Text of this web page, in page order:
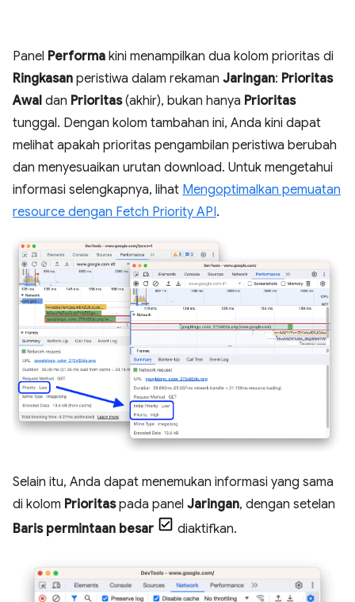
Panel Performa kini menampilkan dua kolom prioritas di
Ringkasan peristiwa dalam rekaman Jaringan: Prioritas
Awal dan Prioritas(akhir), bukan hanya Prioritas
tunggal. Dengan kolom tambahan ini, Anda kini dapat
melihat apakah prioritas pengambilan peristiwa berubah
dan menyesuaikan urutan download. Untuk mengetahui
informasi selengkapnya, lihat Mengoptimalkan pemuatan
resource dengan Fetch Priority API.
Selain itu, Anda dapat menemukan informasi yang sama
di kolom Prioritaspada panel Jaringan, dengan setelan
Baris permintaan besar
diaktifkan.